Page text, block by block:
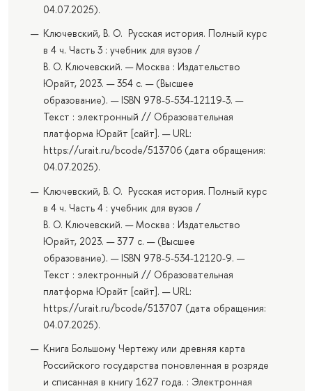
04.07.2025).
Ключевский, В. О. Русская история. Полный курс
в 4 ч. Часть 3 : учебник для вузов /
В. О. Ключевский. — Москва : Издательство
Юрайт, 2023. — 354 с. — (Высшее
образование). — ISBN 978-5-534-12119-3. —
Текст : электронный // Образовательная
платформа Юрайт [сайт]. — URL:
https://urait.ru/bcode/513706 (дата обращения:
04.07.2025).
Ключевский, В. О. Русская история. Полный курс
в 4 ч. Часть 4 : учебник для вузов /
В. О. Ключевский. — Москва : Издательство
Юрайт, 2023. — 377 с. — (Высшее
образование). — ISBN 978-5-534-12120-9. —
Текст : электронный // Образовательная
платформа Юрайт [сайт]. — URL:
https://urait.ru/bcode/513707 (дата обращения:
04.07.2025).
Книга Большому Чертежу или древняя карта
Российского государства поновленная в розряде
и списанная в книгу 1627 года. : Электронная